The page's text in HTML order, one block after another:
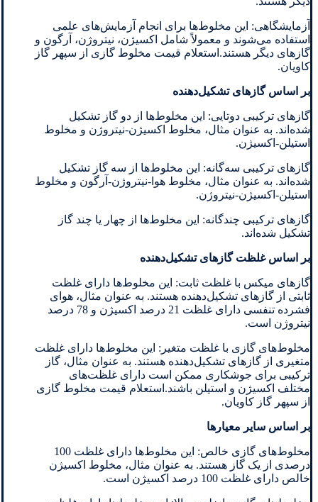
آزمایشگاهی: این مخلوط‌ها برای انجام آزمایش‌های علمی
استفاده می‌شوند و معمولاً شامل اکسیژن، نیتروژن، آرگون و
گازهای دیگر هستند.استعلام قیمت مخلوط گازی از سپهر گاز
کاویان.
بر اساس گازهای تشکیل‌دهنده
گازهای ترکیبی دوتایی: این مخلوط‌ها از دو گاز تشکیل
شده‌اند. به عنوان مثال، مخلوط اکسیژن-نیتروژن و مخلوط
استیلن-اکسیژن.
گازهای ترکیبی سه‌گانه: این مخلوط‌ها از سه گاز تشکیل
شده‌اند. به عنوان مثال، مخلوط هوا-نیتروژن-آرگون و مخلوط
استیلن-اکسیژن-نیتروژن.
گازهای ترکیبی چندگانه: این مخلوط‌ها از چهار یا چند گاز
تشکیل شده‌اند.
بر اساس غلظت گازهای تشکیل‌دهنده
گازهای میکس با غلظت ثابت: این مخلوط‌ها دارای غلظت
ثابتی از گازهای تشکیل‌دهنده هستند. به عنوان مثال، هوای
فشرده تنفسی دارای غلظت 21 درصد اکسیژن و 78 درصد
نیتروژن است.
مخلوط‌های گازی با غلظت متغیر: این مخلوط‌ها دارای غلظت
متغیری از گازهای تشکیل‌دهنده هستند. به عنوان مثال، گاز
ترکیبی برای جوشکاری ممکن است دارای غلظت‌های
مختلف اکسیژن و استیلن باشند.استعلام قیمت مخلوط گازی
از سپهر گاز کاویان.
بر اساس سایر معیارها
مخلوط‌های گازی خالص: این مخلوط‌ها دارای غلظت 100
درصدی از یک گاز هستند. به عنوان مثال، مخلوط اکسیژن
خالص دارای غلظت 100 درصد اکسیژن است.